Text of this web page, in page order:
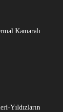
Kamaralı
Yıldızların